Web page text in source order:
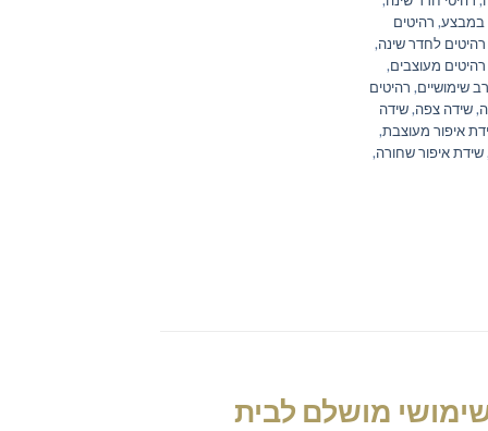
במבצע, רהיטים
רהיטים לחדר שינה,
רהיטים מעוצבים,
שימושיים, רהיטים
,שידה צפה,שידה
איפור מעוצבת,
שידת איפור שחורה,
מושלם לבית